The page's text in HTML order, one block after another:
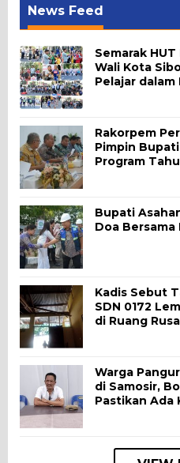
News Feed
Semarak
Wali Kota
Pelajar dalam
Rakorpem
Pimpin
Program
Bupati
Doa Bersama
Kadis Sebut
SDN 0172
di Ruang
Warga
di Samosir,
Pastikan Ada